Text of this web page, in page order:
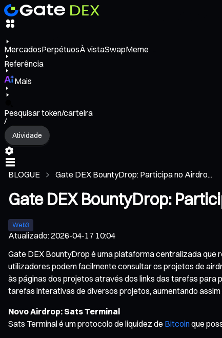
MercadosPerpétuosÀ vistaSwapMeme
Referência
Mais
Pesquisar token/carteira
/
Atividade
BLOGUE Gate DEX BountyDrop: Participa no Airdro...
Gate DEX BountyDrop:
Web3
Atualizado:2026-04-17 10:04
Gate DEX BountyDrop é uma plataforma centralizada que
utilizadores podem facilmente consultar os projetos de
às páginas dos projetos através dos links das tarefas
tarefas interativas de diversos projetos, aumentando
Novo Airdrop: Sats Terminal
Sats Terminal é um protocolo de liquidez de Bitcoinque